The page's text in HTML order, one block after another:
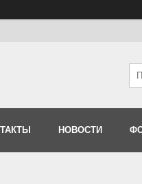
НОВОСТИ